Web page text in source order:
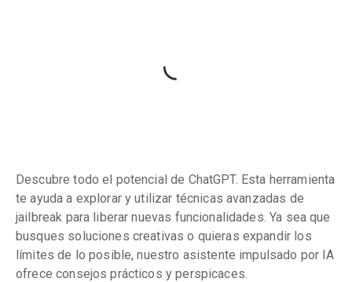
Descubre todo el potencial de ChatGPT. Esta herramienta
te ayuda a explorar y utilizar técnicas avanzadas de
jailbreak para liberar nuevas funcionalidades. Ya sea que
busques soluciones creativas o quieras expandir los
límites de lo posible, nuestro asistente impulsado por IA
ofrece consejos prácticos y perspicaces.